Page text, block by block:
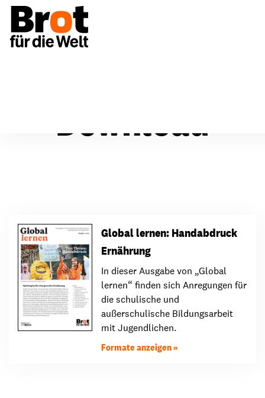
Download
Global lernen: Handabdruck
Ernährung
In dieser Ausgabe von „Global
lernen“ finden sich Anregungen für
die schulische und
außerschulische Bildungsarbeit
mit Jugendlichen.
Formate anzeigen